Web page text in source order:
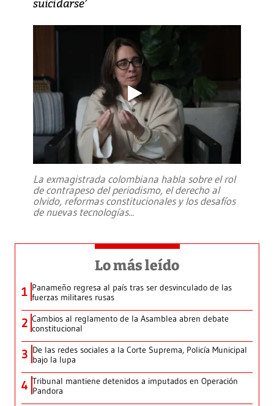
La exmagistrada colombiana habla sobre el rol
de contrapeso del periodismo, el derecho al
olvido, reformas constitucionales y los desafíos
de nuevas tecnologías...
Lo más leído
1 Panameño regresa al país tras ser desvinculado de las
fuerzas militares rusas
2 Cambios al reglamento de la Asamblea abren debate
constitucional
3 De las redes sociales a la Corte Suprema, Policía Municipal
bajo la lupa
4 Tribunal mantiene detenidos a imputados en Operación
Pandora